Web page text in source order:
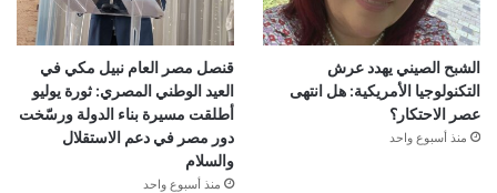
الشبح الصيني يهدد عرش
التكنولوجيا الأمريكية: هل انتهى
عصر الاحتكار؟
منذ أسبوع واحد
قنصل مصر العام نبيل مكي في
العيد الوطني المصري: ثورة يوليو
أطلقت مسيرة بناء الدولة ورسّخت
دور مصر في دعم الاستقلال
والسلام
منذ أسبوع واحد